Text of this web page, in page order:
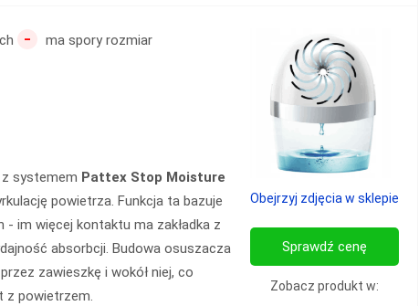
- ma spory rozmiar
z systemem Pattex Stop Moisture
powietrza. Funkcja ta bazuje
im więcej kontaktu ma zakładka z
absorbcji. Budowa osuszacza
zawieszkę i wokół niej, co
z powietrzem.
Obejrzyj zdjęcia w sklepie
Sprawdź cenę
Zobacz produkt w: